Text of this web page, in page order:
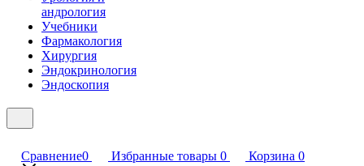
андрология
Учебники
Фармакология
Хирургия
Эндокринология
Эндоскопия
Сравнение0 Избранные товары 0 Корзина 0